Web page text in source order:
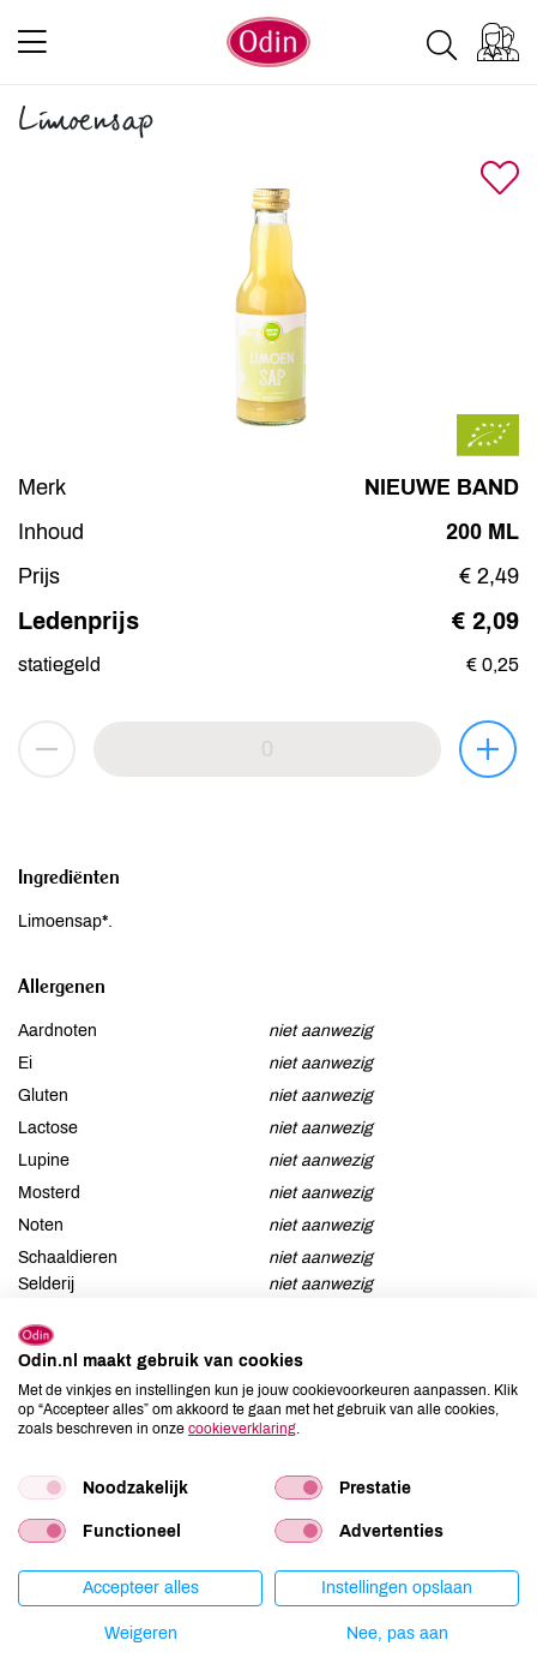
Limoensap
Merk
NIEUWE BAND
Inhoud
200 ML
Prijs
€ 2,49
Ledenprijs € 2,09
statiegeld € 0,25
Ingrediënten
Limoensap*.
Allergenen
Aardnoten
niet aanwezig
Ei
niet aanwezig
Gluten
niet aanwezig
Lactose
niet aanwezig
Lupine
niet aanwezig
Mosterd
niet aanwezig
Noten
niet aanwezig
Schaaldieren
niet aanwezig
Selderij
niet aanwezig
Soja
niet aanwezig
Vis
niet aanwezig
Weekdieren
niet aanwezig
Odin.nl maakt gebruik van cookies
Met de vinkjes en instellingen kun je jouw cookievoorkeuren aanpassen. Klik
op “Accepteer alles” om akkoord te gaan met het gebruik van alle cookies,
zoals beschreven in onze cookieverklaring.
Noodzakelijk Prestatie
Functioneel Advertenties
Accepteer alles Instellingen opslaan
Weigeren Nee, pas aan